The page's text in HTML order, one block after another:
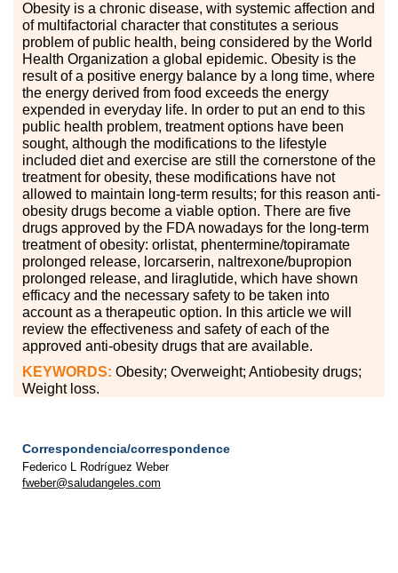
Obesity is a chronic disease, with systemic affection and
of multifactorial character that constitutes a serious
problem of public health, being considered by the World
Health Organization a global epidemic. Obesity is the
result of a positive energy balance by a long time, where
the energy derived from food exceeds the energy
expended in everyday life. In order to put an end to this
public health problem, treatment options have been
sought, although the modifications to the lifestyle
included diet and exercise are still the cornerstone of the
treatment for obesity, these modifications have not
allowed to maintain long-term results; for this reason anti-
obesity drugs become a viable option. There are five
drugs approved by the FDA nowadays for the long-term
treatment of obesity: orlistat, phentermine/topiramate
prolonged release, lorcarserin, naltrexone/bupropion
prolonged release, and liraglutide, which have shown
efficacy and the necessary safety to be taken into
account as a therapeutic option. In this article we will
review the effectiveness and safety of each of the
approved anti-obesity drugs that are available.
KEYWORDS: Obesity; Overweight; Antiobesity drugs;
Weight loss.
Correspondencia/correspondence
Federico L Rodríguez Weber
fweber@saludangeles.com